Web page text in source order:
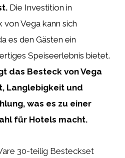
Die Investition in
Vega kann sich
es den Gästen ein
Speiseerlebnis bietet.
das Besteck von Vega
Langlebigkeit und
was es zu einer
für Hotels macht.
30-teilig Besteckset